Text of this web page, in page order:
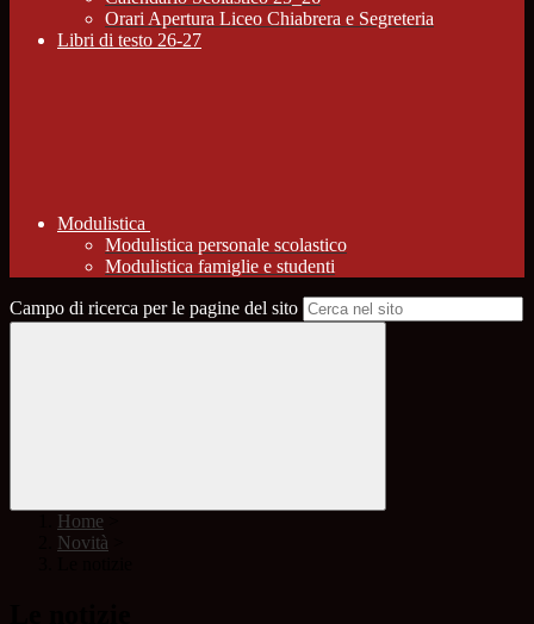
Orari Apertura Liceo Chiabrera e Segreteria
Libri di testo 26-27
Modulistica
Modulistica personale scolastico
Modulistica famiglie e studenti
Campo di ricerca per le pagine del sito
Home
Novità